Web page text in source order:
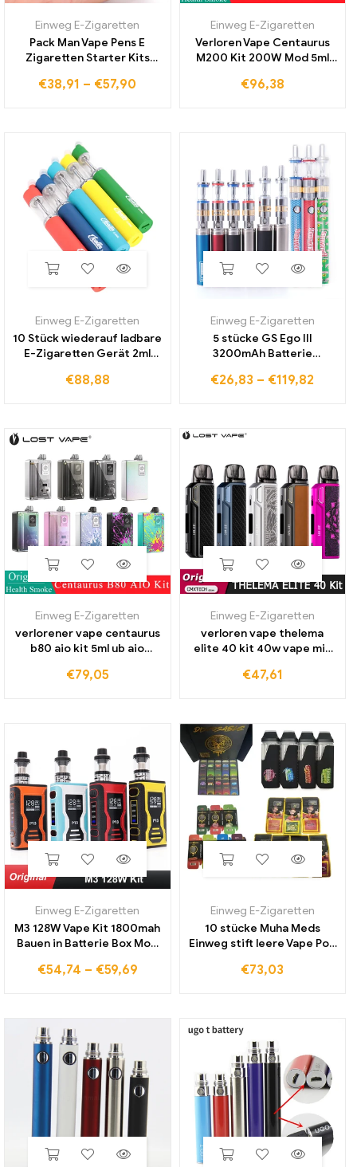
Einweg E-Zigaretten
Pack Man Vape Pens E
Zigaretten Starter Kits
Batterie Keramik spule leer
€38,91 – €57,90
Einweg E-Zigaretten
Verloren Vape Centaurus
M200 Kit 200W Mod 5ml
Fit UB Max Spule
€96,38
Einweg E-Zigaretten
10 Stück wiederauf ladbare
E-Zigaretten Gerät 2ml
patronen Pod 650mAh
€88,88
Einweg E-Zigaretten
5 stücke GS Ego III
3200mAh Batterie
Riesige Kapazität 510 Fit
€26,83 – €119,82
Einweg E-Zigaretten
verlorener vape centaurus
b80 aio kit 5ml ub aio
modus & ub ultra spule e-
€79,05
Einweg E-Zigaretten
verloren vape thelema
elite 40 kit 40w vape mit
plus patrone elektronische
€47,61
Einweg E-Zigaretten
M3 128W Vape Kit 1800mah
Bauen in Batterie Box Mod
Zigarette Kit vaper Vape
€54,74 – €59,69
Einweg E-Zigaretten
10 stücke Muha Meds
Einweg stift leere Vape Pod
Vape Patrone 320mAh
€73,03